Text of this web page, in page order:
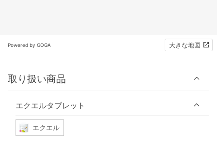
Powered by GOGA 大きな地図
取り扱い商品
エクエルタブレット
エクエル